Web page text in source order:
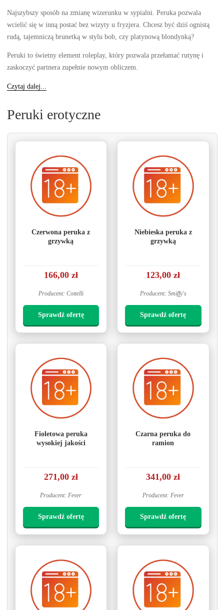
Najszybszy sposób na zmianę wizerunku w sypialni. Peruka pozwala
wcielić się w inną postać bez wizyty u fryzjera. Chcesz być dziś ognistą
rudą, tajemniczą brunetką w stylu bob, czy platynową blondynką?
Peruki to świetny element roleplay, który pozwala przełamać rutynę i
zaskoczyć partnera zupełnie nowym obliczem.
Czytaj dalej...
Peruki erotyczne
Czerwona peruka z
grzywką
166,00 zł
Producent: Cottelli
Sprawdź ofertę
Niebieska peruka z
grzywką
123,00 zł
Producent: Smiffy's
Sprawdź ofertę
Fioletowa peruka
wysokiej jakości
271,00 zł
Producent: Fever
Sprawdź ofertę
Czarna peruka do
ramion
341,00 zł
Producent: Fever
Sprawdź ofertę